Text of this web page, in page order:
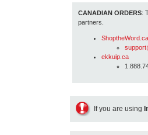
CANADIAN ORDERS:
partners.
ShoptheWord.ca
ekkuip.ca
If you are using